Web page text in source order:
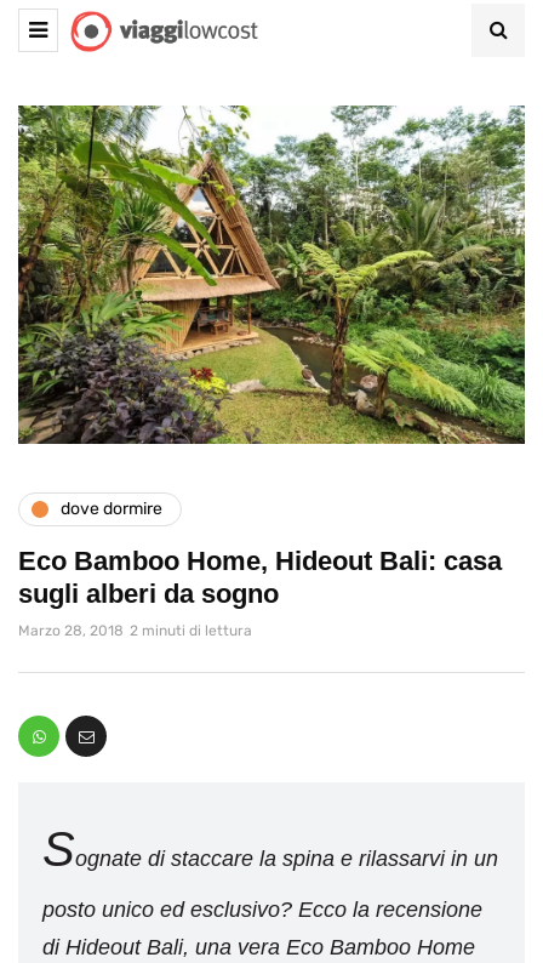
dove dormire
Eco Bamboo Home, Hideout Bali: casa
sugli alberi da sogno
Marzo 28, 2018 2 minuti di lettura
Sognate di staccare la spina e rilassarvi in un
posto unico ed esclusivo? Ecco la recensione
di Hideout Bali, una vera Eco Bamboo Home